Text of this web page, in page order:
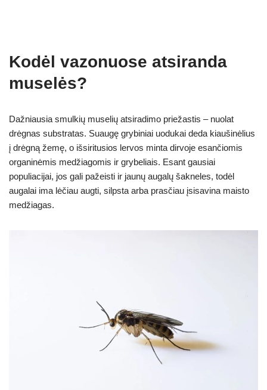
Kodėl vazonuose atsiranda
muselės?
Dažniausia smulkių muselių atsiradimo priežastis – nuolat
drėgnas substratas. Suaugę grybiniai uodukai deda kiaušinėlius
į drėgną žemę, o išsiritusios lervos minta dirvoje esančiomis
organinėmis medžiagomis ir grybeliais. Esant gausiai
populiacijai, jos gali pažeisti ir jaunų augalų šakneles, todėl
augalai ima lėčiau augti, silpsta arba prasčiau įsisavina maisto
medžiagas.